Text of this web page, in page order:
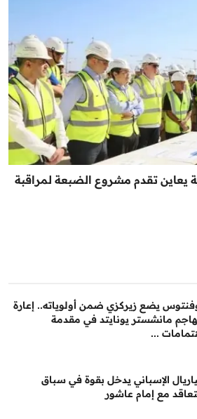
يعاين تقدم مشروع الضبعة لمراقبة
يضع زيركزي ضمن أولوياته.. إعارة
مانشستر يونايتد في مقدمة
...
الإسباني يدخل بقوة في سباق
مع إمام عاشور